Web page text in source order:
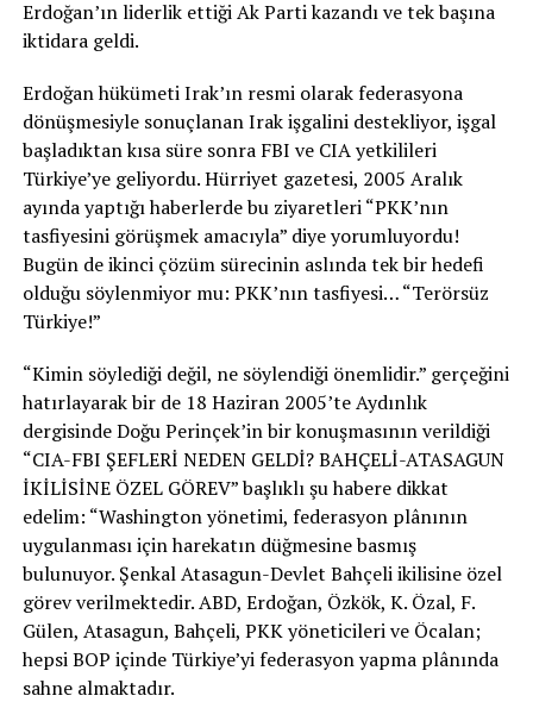
Erdoğan’ın liderlik ettiği Ak Parti kazandı ve tek başına
iktidara geldi.
Erdoğan hükümeti Irak’ın resmi olarak federasyona
dönüşmesiyle sonuçlanan Irak işgalini destekliyor, işgal
başladıktan kısa süre sonra FBI ve CIA yetkilileri
Türkiye’ye geliyordu. Hürriyet gazetesi, 2005 Aralık
ayında yaptığı haberlerde bu ziyaretleri “PKK’nın
tasfiyesini görüşmek amacıyla” diye yorumluyordu!
Bugün de ikinci çözüm sürecinin aslında tek bir hedefi
olduğu söylenmiyor mu: PKK’nın tasfiyesi… “Terörsüz
Türkiye!”
“Kimin söylediği değil, ne söylendiği önemlidir.” gerçeğini
hatırlayarak bir de 18 Haziran 2005’te Aydınlık
dergisinde Doğu Perinçek’in bir konuşmasının verildiği
“CIA-FBI ŞEFLERİ NEDEN GELDİ? BAHÇELİ-ATASAGUN
İKİLİSİNE ÖZEL GÖREV” başlıklı şu habere dikkat
edelim: “Washington yönetimi, federasyon plânının
uygulanması için harekatın düğmesine basmış
bulunuyor. Şenkal Atasagun-Devlet Bahçeli ikilisine özel
görev verilmektedir. ABD, Erdoğan, Özkök, K. Özal, F.
Gülen, Atasagun, Bahçeli, PKK yöneticileri ve Öcalan;
hepsi BOP içinde Türkiye’yi federasyon yapma plânında
sahne almaktadır.